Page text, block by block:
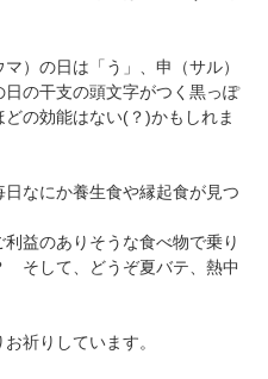
）の日は「う」、申（サル）
の干支の頭文字がつく黒っぽ
の効能はない(？)かもしれま
なにか養生食や縁起食が見つ
益のありそうな食べ物で乗り
そして、どうぞ夏バテ、熱中
祈りしています。